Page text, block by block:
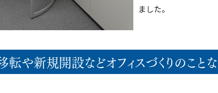
ました。
転や新規開設などオフィスづくりのこと